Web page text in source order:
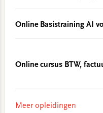
Online Basistraining AI
Online cursus BTW,
Meer opleidingen